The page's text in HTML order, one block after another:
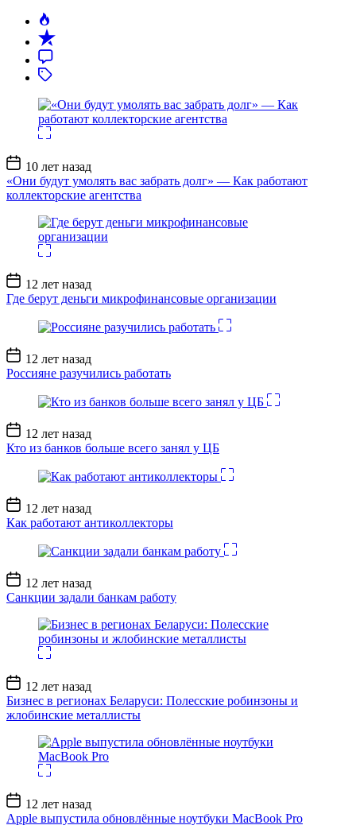
Дата
записи
10 лет назад
«Они будут умолять вас забрать долг» — Как работают
коллекторские агентства
Дата
записи
12 лет назад
Где берут деньги микрофинансовые организации
Дата
записи
12 лет назад
Россияне разучились работать
Дата
записи
12 лет назад
Кто из банков больше всего занял у ЦБ
Дата
записи
12 лет назад
Как работают антиколлекторы
Дата
записи
12 лет назад
Санкции задали банкам работу
Дата
записи
12 лет назад
Бизнес в регионах Беларуси: Полесские робинзоны и
жлобинские металлисты
Дата
записи
12 лет назад
Apple выпустила обновлённые ноутбуки MacBook Pro